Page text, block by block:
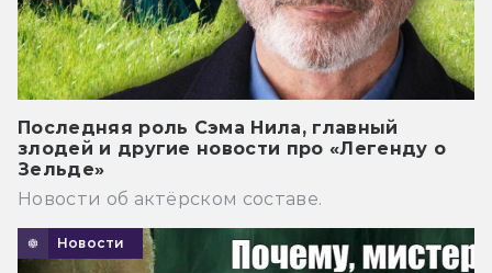
Последняя роль Сэма Нила, главный
злодей и другие новости про «Легенду о
Зельде»
Новости об актёрском составе.
Новости